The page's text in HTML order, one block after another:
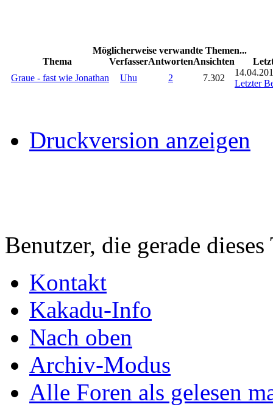
Möglicherweise verwandte Themen...
Thema
VerfasserAntwortenAnsichten
Graue - fast wie Jonathan
Uhu 2 7.302
Letzter
Druckversion anzeigen
Benutzer, die gerade
Kontakt
Kakadu-Info
Nach oben
Archiv-Modus
Alle Foren als gelesen